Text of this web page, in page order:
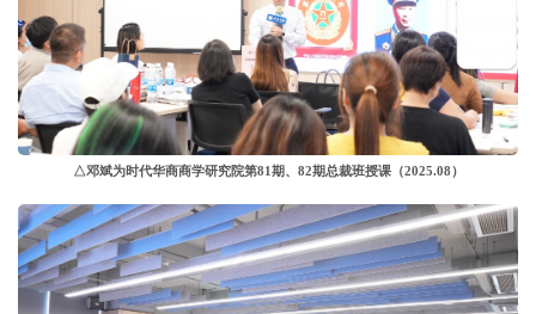
△邓斌为时代华商商学研究院第81期、82期总裁班授课（2025.08）